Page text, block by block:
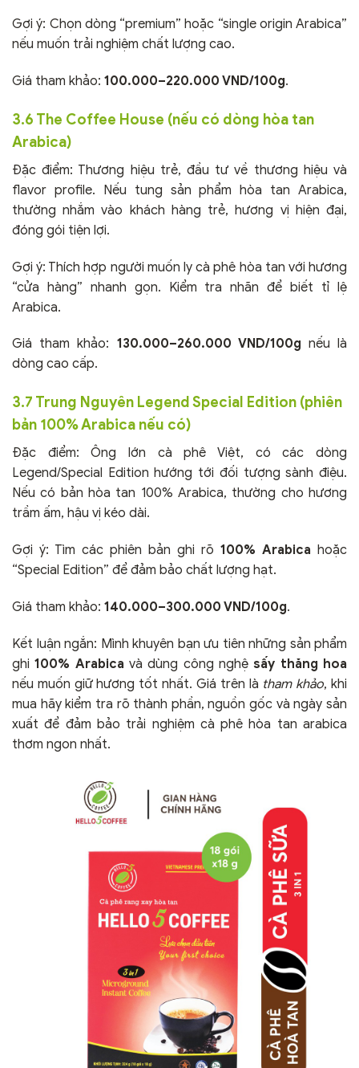
Gợi ý: Chọn dòng “premium” hoặc “single origin Arabica”
nếu muốn trải nghiệm chất lượng cao.
Giá tham khảo: 100.000–220.000 VND/100g.
3.6 The Coffee House (nếu có dòng hòa tan
Arabica)
Đặc điểm: Thương hiệu trẻ, đầu tư về thương hiệu và
flavor profile. Nếu tung sản phẩm hòa tan Arabica,
thường nhắm vào khách hàng trẻ, hương vị hiện đại,
đóng gói tiện lợi.
Gợi ý: Thích hợp người muốn ly cà phê hòa tan với hương
“cửa hàng” nhanh gọn. Kiểm tra nhãn để biết tỉ lệ
Arabica.
Giá tham khảo: 130.000–260.000 VND/100g nếu là
dòng cao cấp.
3.7 Trung Nguyên Legend Special Edition (phiên
bản 100% Arabica nếu có)
Đặc điểm: Ông lớn cà phê Việt, có các dòng
Legend/Special Edition hướng tới đối tượng sành điệu.
Nếu có bản hòa tan 100% Arabica, thường cho hương
trầm ấm, hậu vị kéo dài.
Gợi ý: Tìm các phiên bản ghi rõ 100% Arabica hoặc
“Special Edition” để đảm bảo chất lượng hạt.
Giá tham khảo: 140.000–300.000 VND/100g.
Kết luận ngắn: Mình khuyên bạn ưu tiên những sản phẩm
ghi100% Arabica và dùng công nghệsấy thăng hoa
nếu muốn giữ hương tốt nhất. Giá trên là tham khảo, khi
mua hãy kiểm tra rõ thành phần, nguồn gốc và ngày sản
xuất để đảm bảo trải nghiệm cà phê hòa tan arabica
thơm ngon nhất.